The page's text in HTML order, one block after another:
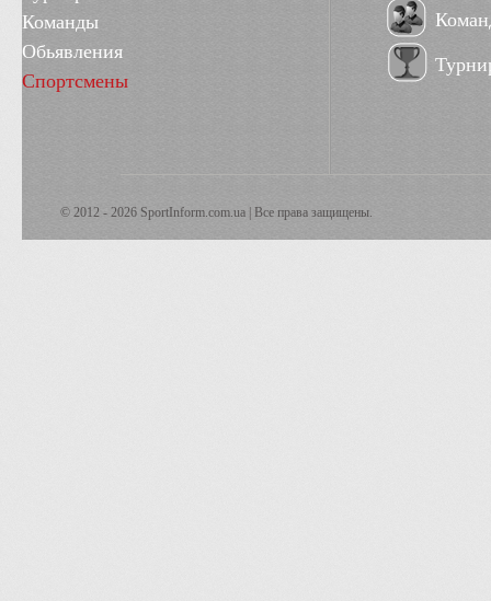
Команды
Обьявления
Спортсмены
© 2012 - 2026 SportInform.com.ua | Все права защищены.